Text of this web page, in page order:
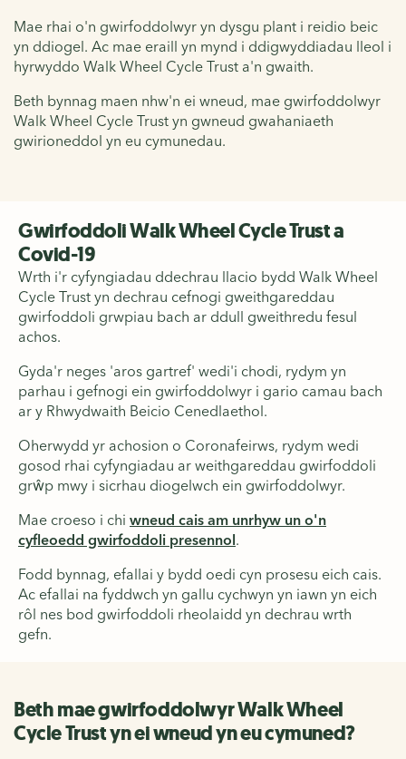
Mae rhai o'n gwirfoddolwyr yn dysgu plant i reidio beic
yn ddiogel. Ac mae eraill yn mynd i ddigwyddiadau lleol i
hyrwyddo Walk Wheel Cycle Trust a'n gwaith.
Beth bynnag maen nhw'n ei wneud, mae gwirfoddolwyr
Walk Wheel Cycle Trust yn gwneud gwahaniaeth
gwirioneddol yn eu cymunedau.
Gwirfoddoli Walk Wheel Cycle Trust a
Covid-19
Wrth i'r cyfyngiadau ddechrau llacio bydd Walk Wheel
Cycle Trust yn dechrau cefnogi gweithgareddau
gwirfoddoli grwpiau bach ar ddull gweithredu fesul
achos.
Gyda'r neges 'aros gartref' wedi'i chodi, rydym yn
parhau i gefnogi ein gwirfoddolwyr i gario camau bach
ar y Rhwydwaith Beicio Cenedlaethol.
Oherwydd yr achosion o Coronafeirws, rydym wedi
gosod rhai cyfyngiadau ar weithgareddau gwirfoddoli
grŵp mwy i sicrhau diogelwch ein gwirfoddolwyr.
Mae croeso i chi wneud cais am unrhyw un o'n
cyfleoedd gwirfoddoli presennol.
Fodd bynnag, efallai y bydd oedi cyn prosesu eich cais.
Ac efallai na fyddwch yn gallu cychwyn yn iawn yn eich
rôl nes bod gwirfoddoli rheolaidd yn dechrau wrth
gefn.
Beth mae gwirfoddolwyr Walk Wheel
Cycle Trust yn ei wneud yn eu cymuned?